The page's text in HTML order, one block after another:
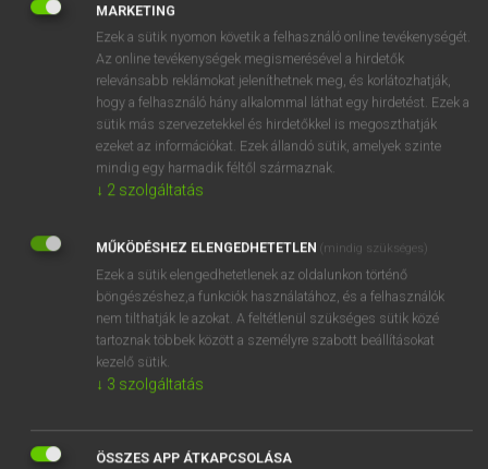
NINCS ELŐFIZETÉSED?
Nincs regisztrációm és előfizetésem. A szótár 2 órás,
díjmentes próbaverziójának elindításához regisztrálok és
belépek.
REGISZTRÁCIÓ
EURÓPAI UNIÓS TERMINOLÓGIAI SZÓTÁR
Kapcsolódó anyagok
recouvrement
recouvrement des créances
MARKETING
Ezek a sütik nyomon követik a felhasználó online tevékenységét.
Az online tevékenységek megismerésével a hirdetők
relevánsabb reklámokat jeleníthetnek meg, és korlátozhatják,
hogy a felhasználó hány alkalommal láthat egy hirdetést. Ezek a
sütik más szervezetekkel és hirdetőkkel is megoszthatják
ezeket az információkat. Ezek állandó sütik, amelyek szinte
mindig egy harmadik féltől származnak.
↓ 2 szolgáltatás
MŰKÖDÉSHEZ ELENGEDHETETLEN (mindig szükséges)
Ezek a sütik elengedhetetlenek az oldalunkon történő
böngészéshez,a funkciók használatához, és a felhasználók
nem tilthatják le azokat. A feltétlenül szükséges sütik közé
tartoznak többek között a személyre szabott beállításokat
kezelő sütik.
↓ 3 szolgáltatás
ÖSSZES APP ÁTKAPCSOLÁSA